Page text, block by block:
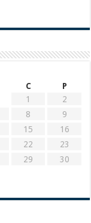
C
P
1
2
8
9
15
16
22
23
29
30